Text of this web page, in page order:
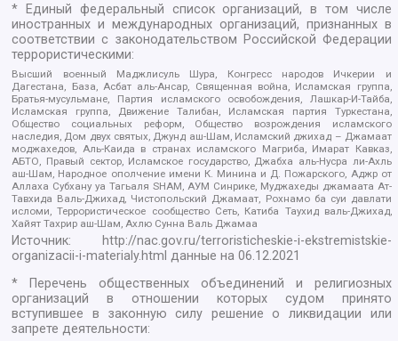
* Единый федеральный список организаций, в том числе
иностранных и международных организаций, признанных в
соответствии с законодательством Российской Федерации
террористическими:
Высший военный Маджлисуль Шура, Конгресс народов Ичкерии и
Дагестана, База, Асбат аль-Ансар, Священная война, Исламская группа,
Братья-мусульмане, Партия исламского освобождения, Лашкар-И-Тайба,
Исламская группа, Движение Талибан, Исламская партия Туркестана,
Общество социальных реформ, Общество возрождения исламского
наследия, Дом двух святых, Джунд аш-Шам, Исламский джихад – Джамаат
моджахедов, Аль-Каида в странах исламского Магриба, Имарат Кавказ,
АБТО, Правый сектор, Исламское государство, Джабха аль-Нусра ли-Ахль
аш-Шам, Народное ополчение имени К. Минина и Д. Пожарского, Аджр от
Аллаха Субхану уа Тагьаля SHAM, АУМ Синрике, Муджахеды джамаата Ат-
Тавхида Валь-Джихад, Чистопольский Джамаат, Рохнамо ба суи давлати
исломи, Террористическое сообщество Сеть, Катиба Таухид валь-Джихад,
Хайят Тахрир аш-Шам, Ахлю Сунна Валь Джамаа
Источник:
http://nac.gov.ru/terroristicheskie-i-ekstremistskie-
organizacii-i-materialy.html данные на06.12.2021
* Перечень общественных объединений и религиозных
организаций в отношении которых судом принято
вступившее в законную силу решение о ликвидации или
запрете деятельности: